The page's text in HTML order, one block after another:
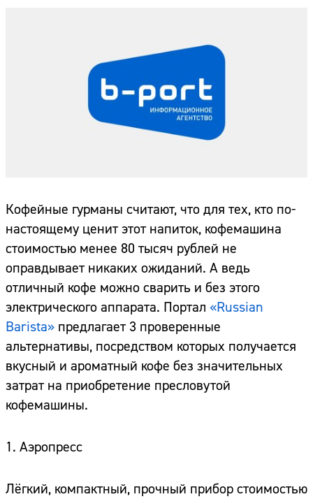
Кофейные гурманы считают, что для тех, кто по-
настоящему ценит этот напиток, кофемашина
стоимостью менее 80 тысяч рублей не
оправдывает никаких ожиданий. А ведь
отличный кофе можно сварить и без этого
электрического аппарата. Портал «Russian
Barista» предлагает 3 проверенные
альтернативы, посредством которых получается
вкусный и ароматный кофе без значительных
затрат на приобретение пресловутой
кофемашины.
1. Аэропресс
Лёгкий, компактный, прочный прибор стоимостью